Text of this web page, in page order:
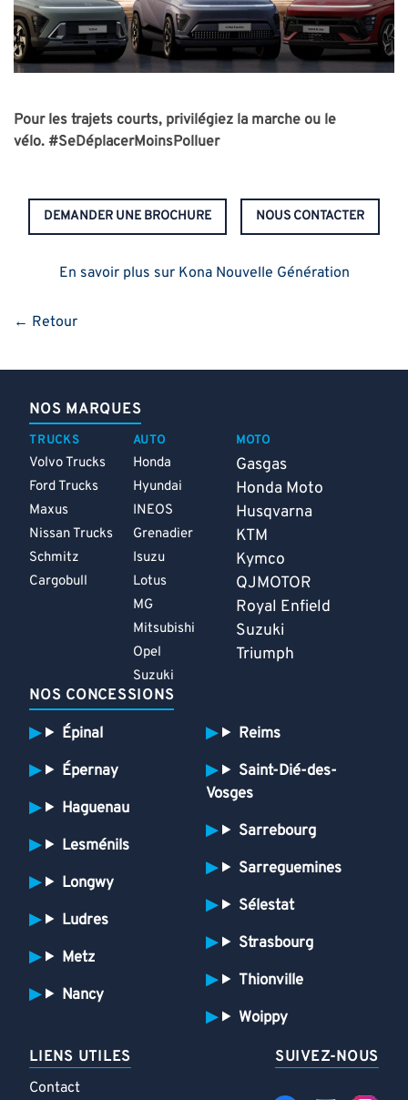
Pour les trajets courts, privilégiez la marche ou le
vélo. #SeDéplacerMoinsPolluer
DEMANDER UNE BROCHURE NOUS CONTACTER
En savoir plus sur Kona Nouvelle Génération
← Retour
NOS MARQUES
TRUCKS
Volvo Trucks
Ford Trucks
Maxus
Nissan Trucks
Schmitz
Cargobull
AUTO
Honda
Hyundai
INEOS
Grenadier
Isuzu
Lotus
MG
Mitsubishi
Opel
Suzuki
MOTO
Gasgas
Honda Moto
Husqvarna
KTM
Kymco
QJMOTOR
Royal Enfield
Suzuki
Triumph
NOS CONCESSIONS
Épinal
Épernay
Haguenau
Lesménils
Longwy
Ludres
Metz
Nancy
Reims
Saint-Dié-des-
Vosges
Sarrebourg
Sarreguemines
Sélestat
Strasbourg
Thionville
Woippy
LIENS UTILES
Contact
SUIVEZ-NOUS